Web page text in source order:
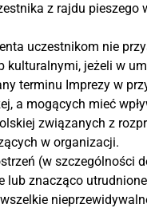
z rajdu
uczestnikom nie
jeżeli w
terminu Imprezy w
a mogących mieć
związanych z
w organizacji.
(w szczególności
lub znacząco